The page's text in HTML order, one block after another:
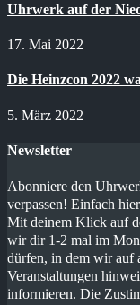
Uhrwerk auf der
17. Mai 2022
Die Heinzcon 2022
5. März 2022
Newsletter
Abonniere den
verpassen! Einfach
Mit deinem Klick auf
wir dir 1-2 mal im
dürfen, in dem wir auf
Veranstaltungen
informieren. Die